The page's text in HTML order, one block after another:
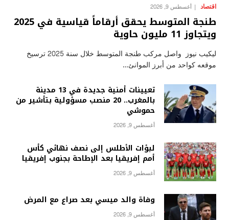
اقتصاد أغسطس 9, 2026
طنجة المتوسط يحقق أرقاماً قياسية في 2025
ويتجاوز 11 مليون حاوية
ليكيب نيوز واصل مركب طنجة المتوسط خلال سنة 2025 ترسيخ
موقعه كواحد من أبرز الموانئ…
تعيينات أمنية جديدة في 13 مدينة
بالمغرب.. 20 منصب مسؤولية بتأشير من
حموشي
أغسطس 9, 2026
لبؤات الأطلس إلى نصف نهائي كأس
أمم إفريقيا بعد الإطاحة بجنوب إفريقيا
أغسطس 9, 2026
وفاة والد ميسي بعد صراع مع المرض
أغسطس 9, 2026